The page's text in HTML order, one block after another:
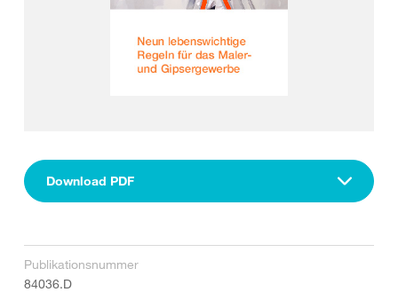
Download PDF
Publikationsnummer
84036.D